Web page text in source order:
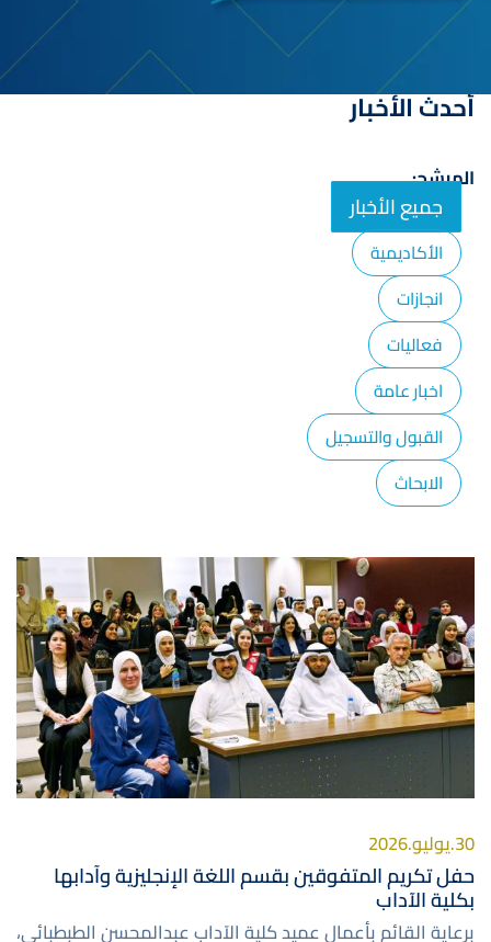
أحدث الأخبار
المرشح:
جميع الأخبار
الأكاديمية
انجازات
فعاليات
اخبار عامة
القبول والتسجيل
الابحاث
صورة
30.يوليو.2026
حفل تكريم المتفوقين بقسم اللغة الإنجليزية وآدابها
بكلية الآداب
برعاية القائم بأعمال عميد كلية الآداب ‎عبدالمحسن الطبطبائي،